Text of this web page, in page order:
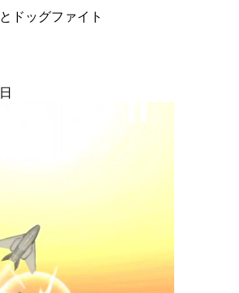
ドッグファイト